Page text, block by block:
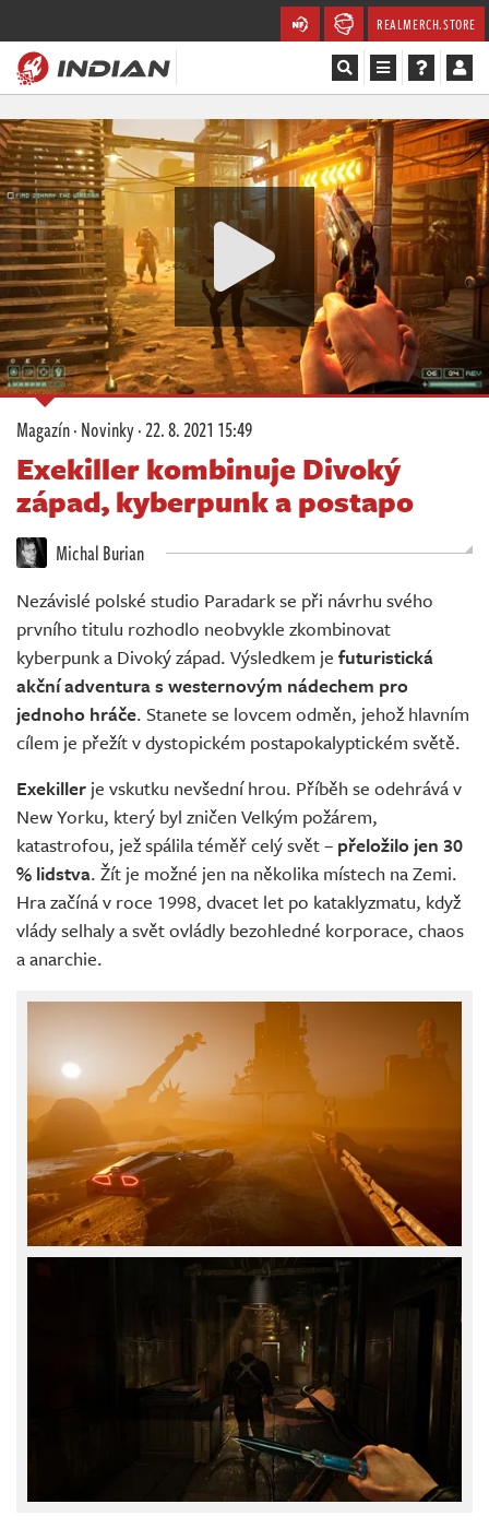
REALMERCH.STORE
Magazín
Recenze
Videa
Soutěže
Databáze
Komunita
Redakce
Živě
Magazín·Novinky·22. 8. 2021 15:49
Exekiller kombinuje Divoký
západ, kyberpunk a postapo
Michal Burian
Nezávislé polské studio Paradark se při návrhu svého
prvního titulu rozhodlo neobvykle zkombinovat
kyberpunk a Divoký západ. Výsledkem je futuristická
akční adventura s westernovým nádechem pro
jednoho hráče. Stanete se lovcem odměn, jehož hlavním
cílem je přežít v dystopickém postapokalyptickém světě.
Exekiller je vskutku nevšední hrou. Příběh se odehrává v
New Yorku, který byl zničen Velkým požárem,
katastrofou, jež spálila téměř celý svět – přeložilo jen 30
% lidstva. Žít je možné jen na několika místech na Zemi.
Hra začíná v roce 1998, dvacet let po kataklyzmatu, když
vlády selhaly a svět ovládly bezohledné korporace, chaos
a anarchie.